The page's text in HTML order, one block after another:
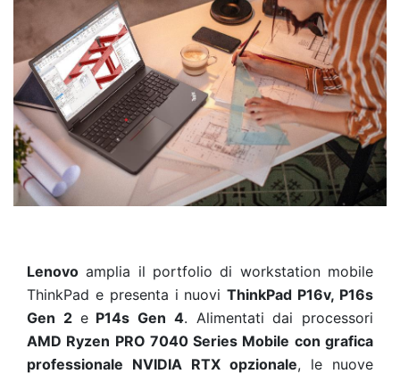
Lenovo amplia il portfolio di workstation mobile
ThinkPad e presenta i nuoviThinkPad P16v, P16s
Gen 2 eP14s Gen 4. Alimentati dai processori
AMD Ryzen PRO 7040 Series Mobile con grafica
professionale NVIDIA RTX opzionale, le nuove